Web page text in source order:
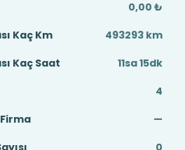
0,00 ₺
Kaç Km
493293 km
Kaç Saat
11sa 15dk
4
—
0